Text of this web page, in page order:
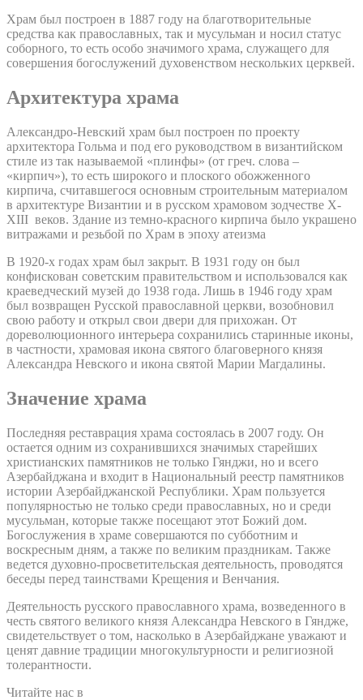
Храм был построен в 1887 году на благотворительные
средства как православных, так и мусульман и носил статус
соборного, то есть особо значимого храма, служащего для
совершения богослужений духовенством нескольких церквей.
Архитектура храма
Александро-Невский храм был построен по проекту
архитектора Гольма и под его руководством в византийском
стиле из так называемой «плинфы» (от греч. слова –
«кирпич»), то есть широкого и плоского обожженного
кирпича, считавшегося основным строительным материалом
в архитектуре Византии и в русском храмовом зодчестве X-
XIII веков. Здание из темно-красного кирпича было украшено
витражами и резьбой по Храм в эпоху атеизма
В 1920-х годах храм был закрыт. В 1931 году он был
конфискован советским правительством и использовался как
краеведческий музей до 1938 года. Лишь в 1946 году храм
был возвращен Русской православной церкви, возобновил
свою работу и открыл свои двери для прихожан. От
дореволюционного интерьера сохранились старинные иконы,
в частности, храмовая икона святого благоверного князя
Александра Невского и икона святой Марии Магдалины.
Значение храма
Последняя реставрация храма состоялась в 2007 году. Он
остается одним из сохранившихся значимых старейших
христианских памятников не только Гянджи, но и всего
Азербайджана и входит в Национальный реестр памятников
истории Азербайджанской Республики. Храм пользуется
популярностью не только среди православных, но и среди
мусульман, которые также посещают этот Божий дом.
Богослужения в храме совершаются по субботним и
воскресным дням, а также по великим праздникам. Также
ведется духовно-просветительская деятельность, проводятся
беседы перед таинствами Крещения и Венчания.
Деятельность русского православного храма, возведенного в
честь святого великого князя Александра Невского в Гяндже,
свидетельствует о том, насколько в Азербайджане уважают и
ценят давние традиции многокультурности и религиозной
толерантности.
Читайте нас в